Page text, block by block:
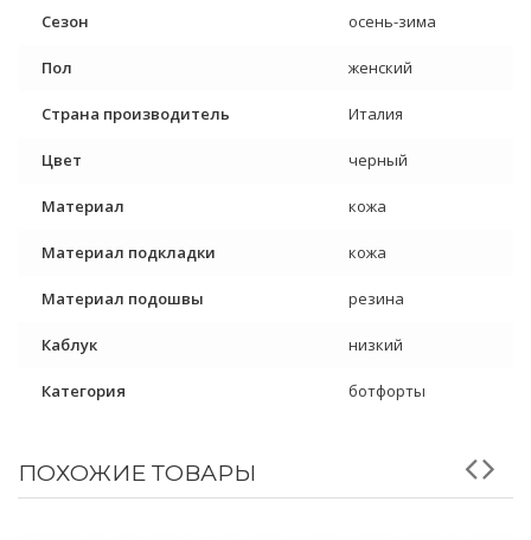
Сезон осень-зима
Пол женский
Страна производитель Италия
Цвет черный
Материал кожа
Материал подкладки кожа
Материал подошвы резина
Каблук низкий
Категория ботфорты
ПОХОЖИЕ ТОВАРЫ